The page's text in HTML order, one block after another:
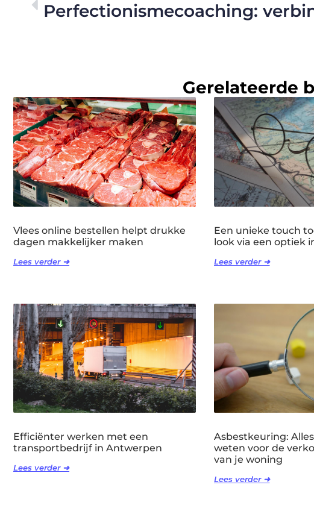
Gerelateerde
Vlees online bestellen helpt drukke
dagen makkelijker maken
Lees verder ➜
Een unieke touch
look via een optiek
Lees verder ➜
Efficiënter werken met een
transportbedrijf in Antwerpen
Lees verder ➜
Asbestkeuring:
weten voor de
van je woning
Lees verder ➜